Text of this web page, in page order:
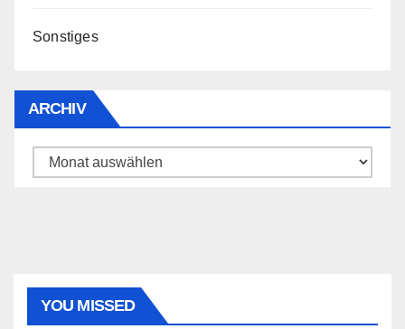
Sonstiges
ARCHIV
Archiv
YOU MISSED